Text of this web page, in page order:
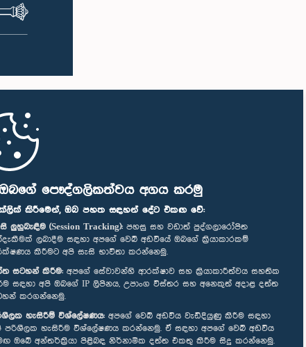
පෞද්ගලිකත්වය අගය කරමු
කිරීමෙන්, ඔබ පහත සඳහන් දේට එකඟ වේ:
ලුහුබැඳීම (Session Tracking): පහසු සහ වඩාත් පුද්ගලාරෝපිත
ලබාදීම සඳහා අපගේ වෙබ් අඩවියේ ඔබගේ ක්‍රියාකාරකම්
කිරීමට අපි සැසි භාවිතා කරන්නෙමු.
සටහන් කිරීම: අපගේ සේවාවන්හි ආරක්ෂාව සහ ක්‍රියාකාරීත්වය සහතික
සඳහා අපි ඔබගේ IP ලිපිනය, උපාංග විස්තර සහ අනෙකුත් අදාළ දත්ත
කරගන්නෙමු.
හැසිරීම් විශ්ලේෂණය: අපගේ වෙබ් අඩවිය වැඩිදියුණු කිරීම සඳහා
පරිශීලක හැසිරීම විශ්ලේෂණය කරන්නෙමු. ඒ සඳහා අපගේ වෙබ් අඩවිය
ඔබේ අන්තර්ක්‍රියා පිළිබඳ නිර්නාමික දත්ත එකතු කිරීම සිදු කරන්නෙමු.